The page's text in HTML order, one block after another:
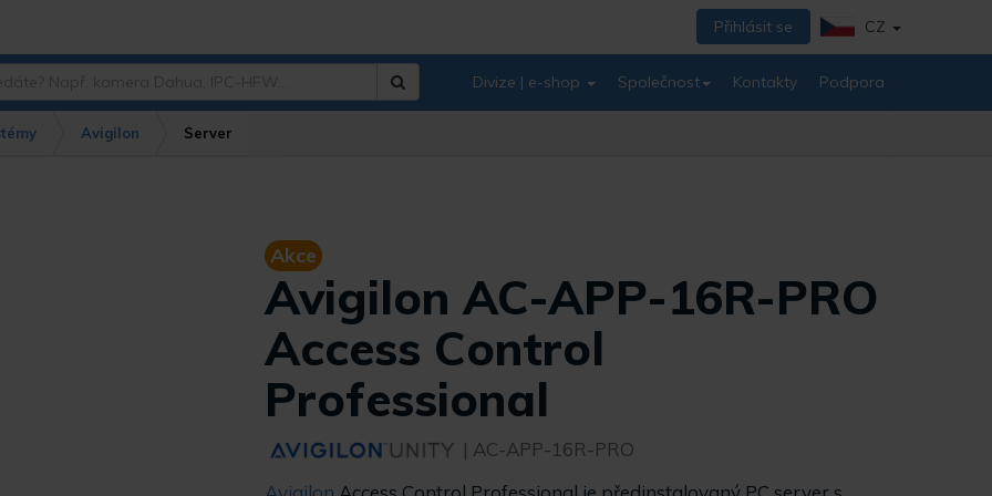
Přihlásit se CZ
Divize | e-shop Společnost Kontakty Podpora
Avigilon Server
Akce
Avigilon AC-APP-16R-PRO
Access Control
Professional
| AC-APP-16R-PRO